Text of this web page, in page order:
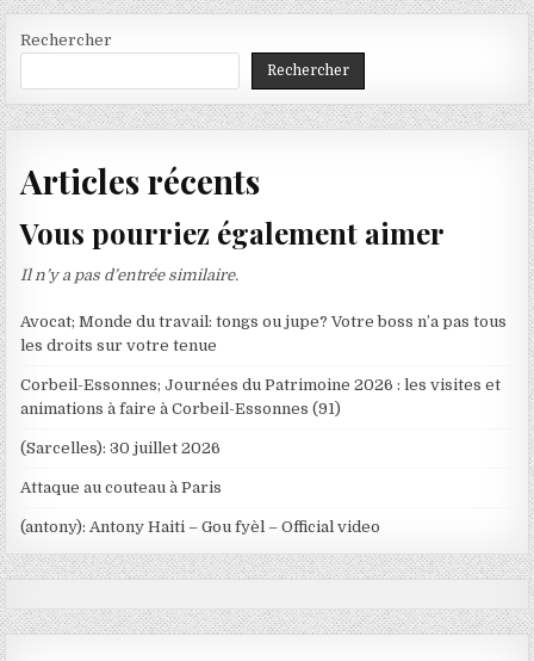
Rechercher
Rechercher
Articles récents
Vous pourriez également aimer
Il n’y a pas d’entrée similaire.
Avocat; Monde du travail: tongs ou jupe? Votre boss n’a pas tous
les droits sur votre tenue
Corbeil-Essonnes; Journées du Patrimoine 2026 : les visites et
animations à faire à Corbeil-Essonnes (91)
(Sarcelles): 30 juillet 2026
Attaque au couteau à Paris
(antony): Antony Haiti – Gou fyèl – Official video